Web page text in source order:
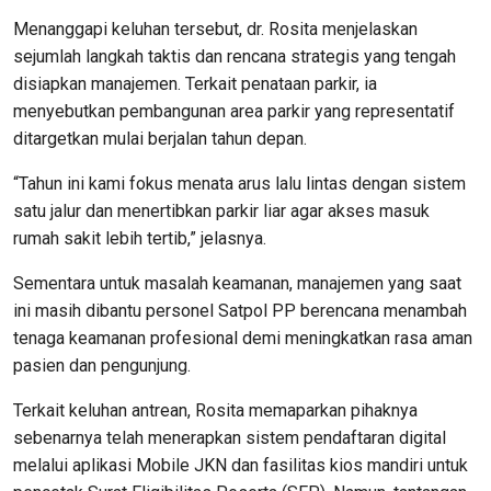
Menanggapi keluhan tersebut, dr. Rosita menjelaskan
sejumlah langkah taktis dan rencana strategis yang tengah
disiapkan manajemen. Terkait penataan parkir, ia
menyebutkan pembangunan area parkir yang representatif
ditargetkan mulai berjalan tahun depan.
“Tahun ini kami fokus menata arus lalu lintas dengan sistem
satu jalur dan menertibkan parkir liar agar akses masuk
rumah sakit lebih tertib,” jelasnya.
Sementara untuk masalah keamanan, manajemen yang saat
ini masih dibantu personel Satpol PP berencana menambah
tenaga keamanan profesional demi meningkatkan rasa aman
pasien dan pengunjung.
Terkait keluhan antrean, Rosita memaparkan pihaknya
sebenarnya telah menerapkan sistem pendaftaran digital
melalui aplikasi Mobile JKN dan fasilitas kios mandiri untuk